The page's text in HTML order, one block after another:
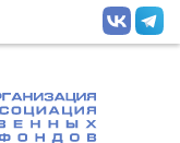
новостей